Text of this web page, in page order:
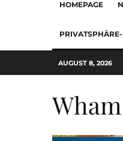
HOMEPAGE
AUGUST 8, 2026